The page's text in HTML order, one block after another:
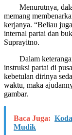
Menurutnya,
memang
kerjanya. “Beliau
internal partai dan
Suprayitno.
Dalam
instruksi partai di
kebetulan dirinya
waktu, maka
gambar.
Baca Juga:
Mudik